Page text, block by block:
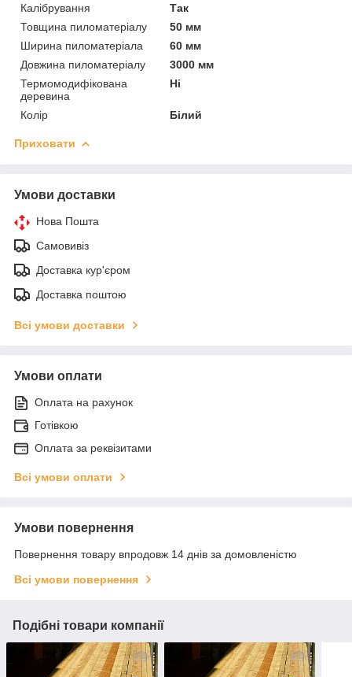
Калібрування
Так
Товщина пиломатеріалу
50 мм
Ширина пиломатеріала
60 мм
Довжина пиломатеріалу
3000 мм
Термомодифікована
деревина
Ні
Колір Білий
Приховати
Умови доставки
Нова Пошта
Самовивіз
Доставка кур'єром
Доставка поштою
Всі умови доставки
Умови оплати
Оплата на рахунок
Готівкою
Оплата за реквізитами
Всі умови оплати
Умови повернення
Повернення товару впродовж 14 днів за домовленістю
Всі умови повернення
Подібні товари компанії